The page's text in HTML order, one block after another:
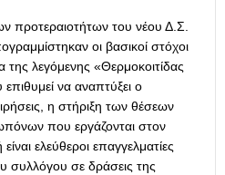
προτεραιοτήτων του νέου Δ.Σ.
οι βασικοί στόχοι
της λεγόμενης «Θερμοκοιτίδας
να αναπτύξει ο
η στήριξη των θέσεων
που εργάζονται στον
ελεύθεροι επαγγελματίες
συλλόγου σε δράσεις της